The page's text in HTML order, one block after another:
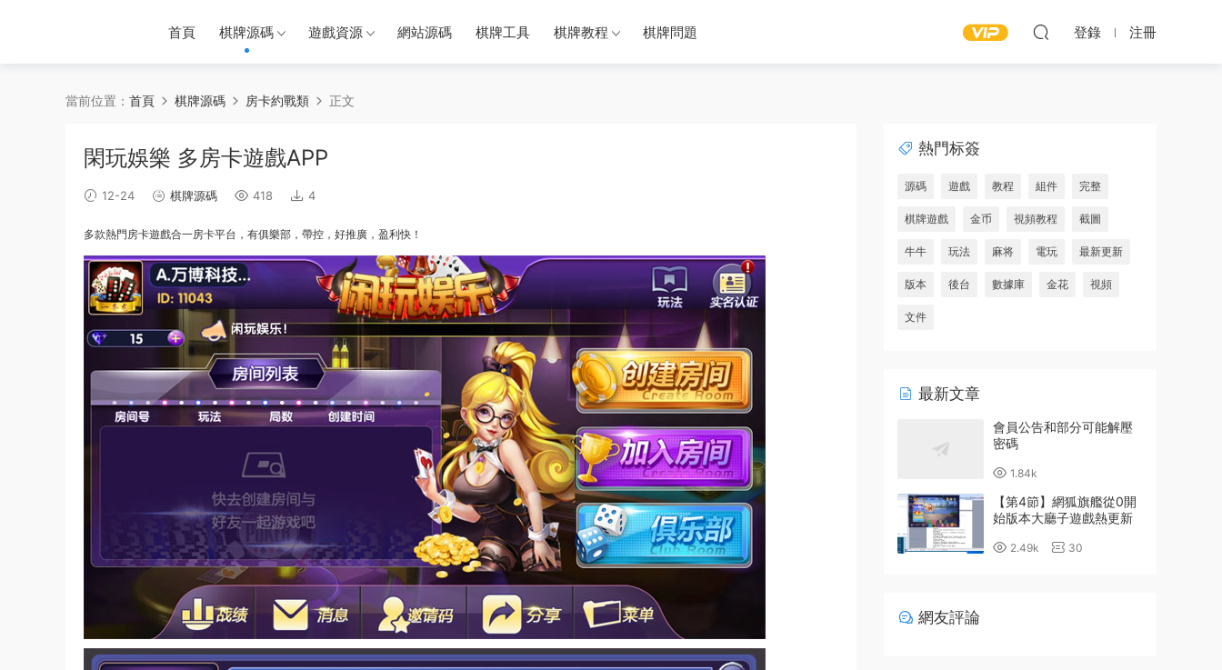
首頁 棋牌源碼 遊戲資源 網站源碼 棋牌工具 棋牌教程 棋牌問題 登錄 注冊
當前位置： 首頁 棋牌源碼 房卡約戰類 正文
閑玩娛樂 多房卡遊戲APP
12-24 棋牌源碼 418 4
多款熱門房卡遊戲合一房卡平台，有俱樂部 ，帶控，好推廣，盈利快！
熱門标簽
源碼 遊戲 教程 組件 完整
棋牌遊戲 金币 視頻教程 截圖
牛牛 玩法 麻将 電玩 最新更新
版本 後台 數據庫 金花 視頻
文件
最新文章
會員公告和部分可能解壓
密碼
1.84k
【第4節】網狐旗艦從0開
始版本大廳子遊戲熱更新
2.49k 30
網友評論